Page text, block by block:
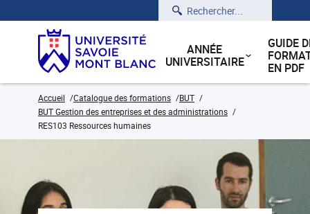
Rechercher
ANNÉE
UNIVERSITAIRE
GUIDE
EN PDF
Accueil Catalogue des formations
BUT
BUT Gestion des entreprises et des administrations
RES103 Ressources humaines